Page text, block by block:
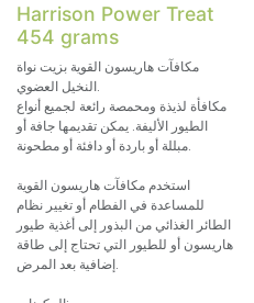
Harrison Power Treat
454 grams
مكافآت هاريسون القوية بزيت نواة
النخيل العضوي.
مكافأة لذيذة ومحمصة رائعة لجميع أنواع
الطيور الأليفة. يمكن تقديمها جافة أو
مبللة أو باردة أو دافئة أو مطحونة.
استخدم مكافآت هاريسون القوية
للمساعدة في الفطام أو تغيير نظام
الطائر الغذائي من البذور إلى أغذية طيور
هاريسون أو للطيور التي تحتاج إلى طاقة
إضافية بعد المرض.